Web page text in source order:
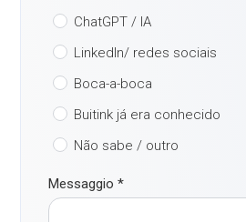
ChatGPT / IA
LinkedIn/ redes sociais
Boca-a-boca
Buitink já era conhecido
Não sabe / outro
Messaggio*